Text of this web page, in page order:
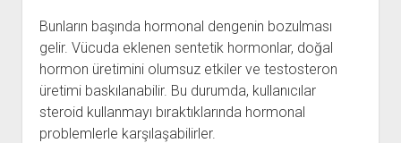
Bunların başında hormonal dengenin bozulması
gelir. Vücuda eklenen sentetik hormonlar, doğal
hormon üretimini olumsuz etkiler ve testosteron
üretimi baskılanabilir. Bu durumda, kullanıcılar
steroid kullanmayı bıraktıklarında hormonal
problemlerle karşılaşabilirler.